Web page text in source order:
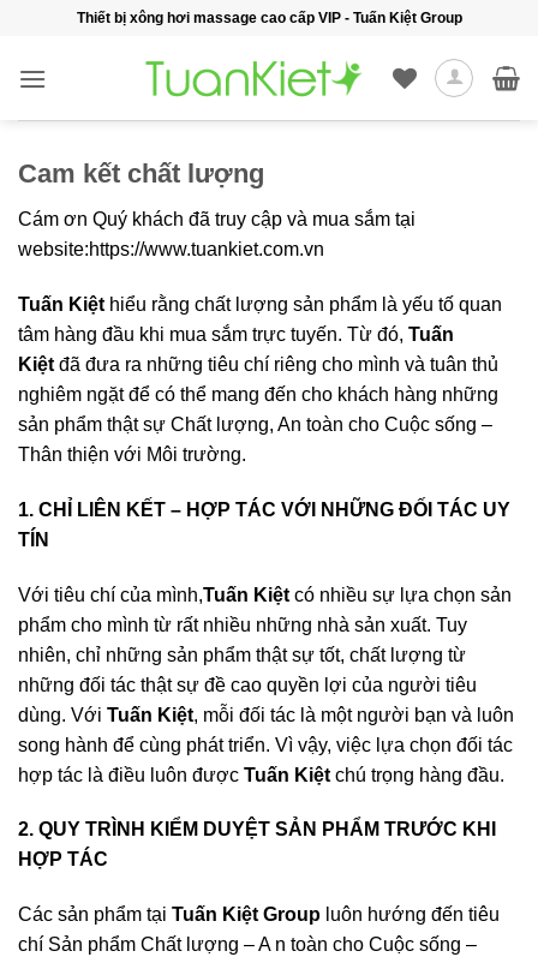
nội
Thiết bị xông hơi massage cao cấp VIP - Tuấn Kiệt Group
Cam kết chất lượng
Cám ơn Quý khách đã truy cập và mua sắm tại
website:https://www.tuankiet.com.vn
Tuấn Kiệt hiểu rằng chất lượng sản phẩm là yếu tố quan
tâm hàng đầu khi mua sắm trực tuyến. Từ đó, Tuấn
Kiệt đã đưa ra những tiêu chí riêng cho mình và tuân thủ
nghiêm ngặt để có thể mang đến cho khách hàng những
sản phẩm thật sự Chất lượng, An toàn cho Cuộc sống –
Thân thiện với Môi trường.
1. CHỈ LIÊN KẾT – HỢP TÁC VỚI NHỮNG ĐỐI TÁC UY
TÍN
Với tiêu chí của mình,Tuấn Kiệt có nhiều sự lựa chọn sản
phẩm cho mình từ rất nhiều những nhà sản xuất. Tuy
nhiên, chỉ những sản phẩm thật sự tốt, chất lượng từ
những đối tác thật sự đề cao quyền lợi của người tiêu
dùng. Với Tuấn Kiệt, mỗi đối tác là một người bạn và luôn
song hành để cùng phát triển. Vì vậy, việc lựa chọn đối tác
hợp tác là điều luôn được Tuấn Kiệt chú trọng hàng đầu.
2. QUY TRÌNH KIỂM DUYỆT SẢN PHẨM TRƯỚC KHI
HỢP TÁC
Các sản phẩm tại Tuấn Kiệt Group luôn hướng đến tiêu
chí Sản phẩm Chất lượng – A n toàn cho Cuộc sống –